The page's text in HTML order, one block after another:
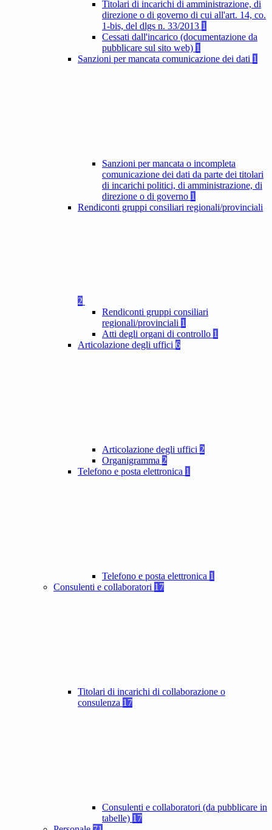
Titolari di incarichi di amministrazione, di
direzione o di governo di cui all'art. 14, co.
1-bis, del dlgs n. 33/2013 1
Cessati dall'incarico (documentazione da
pubblicare sul sito web) 1
Sanzioni per mancata comunicazione dei dati 1
Sanzioni per mancata o incompleta
comunicazione dei dati da parte dei titolari
di incarichi politici, di amministrazione, di
direzione o di governo 1
Rendiconti gruppi consiliari regionali/provinciali
2
Rendiconti gruppi consiliari
regionali/provinciali 1
Atti degli organi di controllo 1
Articolazione degli uffici 6
Articolazione degli uffici 2
Organigramma 2
Telefono e posta elettronica 1
Telefono e posta elettronica 1
Consulenti e collaboratori 17
Titolari di incarichi di collaborazione o
consulenza 17
Consulenti e collaboratori (da pubblicare in
tabelle) 17